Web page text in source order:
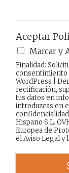
Aceptar
Marcar y
Finalidad:
consentimiento
WordPress |
rectificación,
tus datos en
introduzcas en
Hispano S.L.
Europea de
elAviso Legaly